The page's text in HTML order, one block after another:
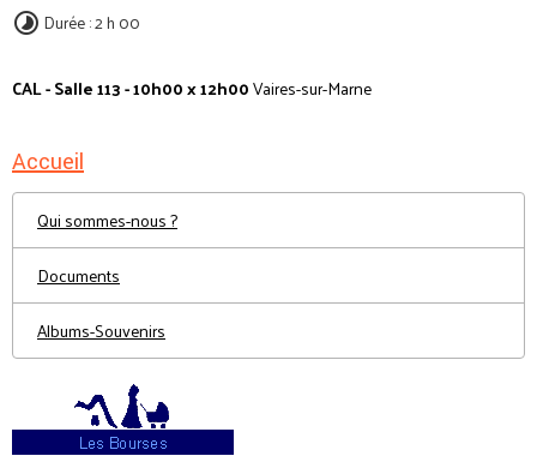
Durée : 2 h 00
CAL - Salle 113 - 10h00 x 12h00Vaires-sur-Marne
Accueil
Qui sommes-nous ?
Documents
Albums-Souvenirs